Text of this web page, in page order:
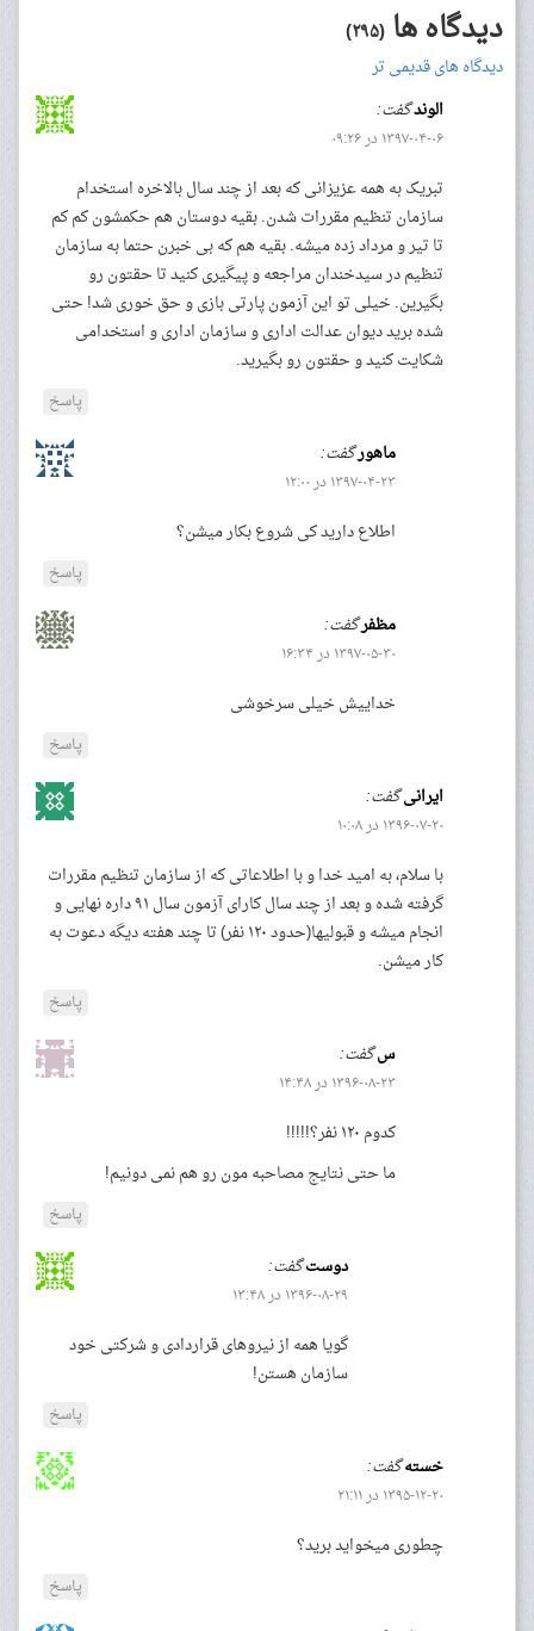
دیدگاه ها (۲۹۵)
دیدگاه های قدیمی تر
الوندگفت:
۱۳۹۷-۰۴-۰۶ در ۰۹:۲۶
تبریک به همه عزیزانی که بعد از چند سال بالاخره استخدام
سازمان تنظیم مقررات شدن. بقیه دوستان هم حکمشون کم کم
تا تیر و مرداد زده میشه. بقیه هم که بی خبرن حتما به سازمان
تنظیم در سیدخندان مراجعه و پیگیری کنید تا حقتون رو
بگیرین. خیلی تو این آزمون پارتی بازی و حق خوری شد! حتی
شده برید دیوان عدالت اداری و سازمان اداری و استخدامی
شکایت کنید و حقتون رو بگیرید.
پاسخ
ماهورگفت:
۱۳۹۷-۰۴-۲۳ در ۱۲:۰۰
اطلاع دارید کی شروع بکار میشن؟
پاسخ
مظفرگفت:
۱۳۹۷-۰۵-۳۰ در ۱۶:۳۴
خداییش خیلی سرخوشی
پاسخ
ایرانیگفت:
۱۳۹۶-۰۷-۲۰ در ۱۰:۰۸
با سلام، به امید خدا و با اطلاعاتی که از سازمان تنظیم مقررات
گرفته شده و بعد از چند سال کارای آزمون سال ۹۱ داره نهایی و
انجام میشه و قبولیها(حدود ۱۲۰ نفر) تا چند هفته دیگه دعوت به
کار میشن.
پاسخ
سگفت:
۱۳۹۶-۰۸-۲۳ در ۱۴:۴۸
کدوم ۱۲۰ نفر؟!!!!!
ما حتی نتایج مصاحبه مون رو هم نمی دونیم!
پاسخ
دوستگفت:
۱۳۹۶-۰۸-۲۹ در ۱۳:۴۸
گویا همه از نیروهای قراردادی و شرکتی خود
سازمان هستن!
پاسخ
خستهگفت:
۱۳۹۵-۱۲-۲۰ در ۲۱:۱۱
چطوری میخواید برید؟
پاسخ